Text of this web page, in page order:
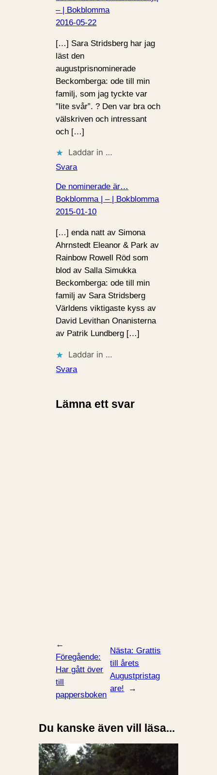
– | Bokblomma
2016-05-22
[…] Sara Stridsberg har jag
läst den
augustprisnominerade
Beckomberga: ode till min
familj, som jag tyckte var
”lite svår”. ? Den var bra och
välskriven och intressant
och […]
Laddar in …
Svara
De nominerade är…
Bokblomma | – | Bokblomma
2015-01-10
[…] enda natt av Simona
Ahrnstedt Eleanor & Park av
Rainbow Rowell Röd som
blod av Salla Simukka
Beckomberga: ode till min
familj av Sara Stridsberg
Världens viktigaste kyss av
David Levithan Onanisterna
av Patrik Lundberg […]
Laddar in …
Svara
Lämna ett svar
←
Föregående:
Har gått över
till
pappersboken
Nästa:Grattis
till årets
Augustpristag
are!
→
Du kanske även vill läsa...